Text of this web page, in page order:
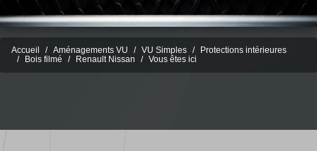
Accueil Aménagements VU VU Simples
Protections intérieures
Bois filmé
Renault Nissan Vous êtes ici